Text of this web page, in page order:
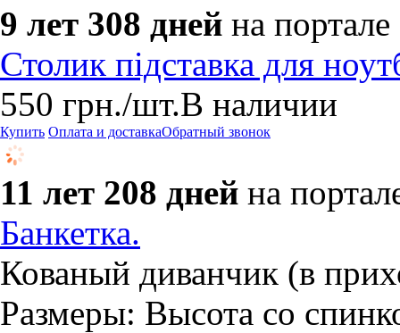
9 лет 308 дней на портале
Столик підставка для
550 грн./шт.В наличии
Купить Оплата и доставкаОбратный звонок
11 лет 208 дней на
Банкетка.
Кованый диванчик (в
Размеры: Высота со